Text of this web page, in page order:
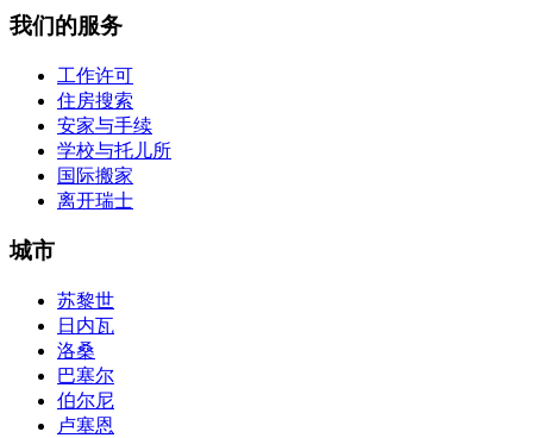
我们的服务
工作许可
住房搜索
安家与手续
学校与托儿所
国际搬家
离开瑞士
城市
苏黎世
日内瓦
洛桑
巴塞尔
伯尔尼
卢塞恩